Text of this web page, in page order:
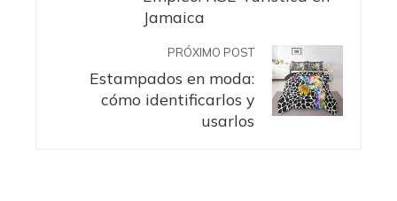
Jamaica
PRÓXIMO POST
Estampados en moda:
cómo identificarlos y
usarlos